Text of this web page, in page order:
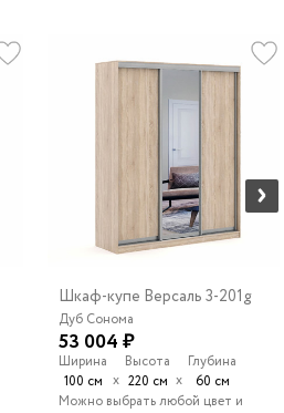
Шкаф-купе Версаль 3-201g
Дуб Сонома
53 004 ₽
Ширина
100 см х
Высота
220 см х
Глубина
60 см
Можно выбрать любой цвет и